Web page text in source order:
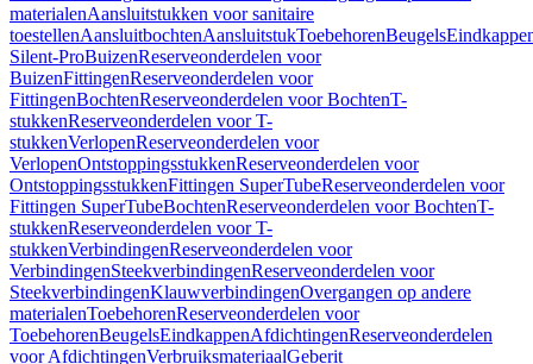
materialenAansluitstukken voor sanitaire
toestellenAansluitbochtenAansluitstukToebehorenBeugels
Silent-ProBuizenReserveonderdelen voor
BuizenFittingenReserveonderdelen voor
FittingenBochtenReserveonderdelen voor BochtenT-
stukkenReserveonderdelen voor T-
stukkenVerlopenReserveonderdelen voor
VerlopenOntstoppingsstukkenReserveonderdelen voor
OntstoppingsstukkenFittingen SuperTubeReserveonderdelen voor
Fittingen SuperTubeBochtenReserveonderdelen voor BochtenT-
stukkenReserveonderdelen voor T-
stukkenVerbindingenReserveonderdelen voor
VerbindingenSteekverbindingenReserveonderdelen voor
SteekverbindingenKlauwverbindingenOvergangen op andere
materialenToebehorenReserveonderdelen voor
ToebehorenBeugelsEindkappenAfdichtingenReserveonderdelen
voor AfdichtingenVerbruiksmateriaalGeberit